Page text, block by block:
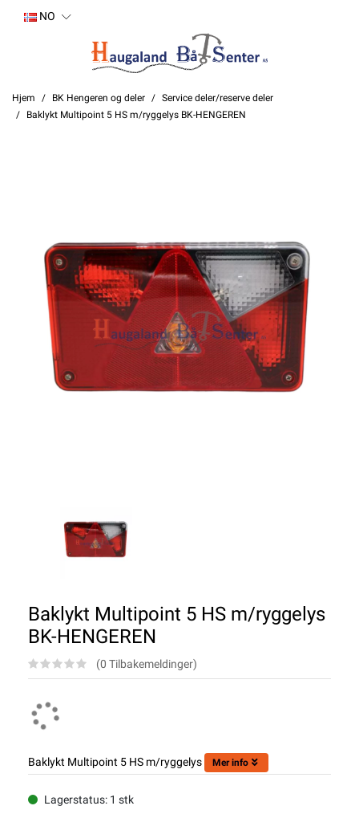
NO
Hjem BK Hengeren og deler
Service deler/reserve deler
Baklykt Multipoint 5 HS m/ryggelys BK-HENGEREN
Baklykt Multipoint 5 HS m/ryggelys
BK-HENGEREN
(0 Tilbakemeldinger)
Baklykt Multipoint 5 HS m/ryggelys Mer info
Lagerstatus: 1 stk